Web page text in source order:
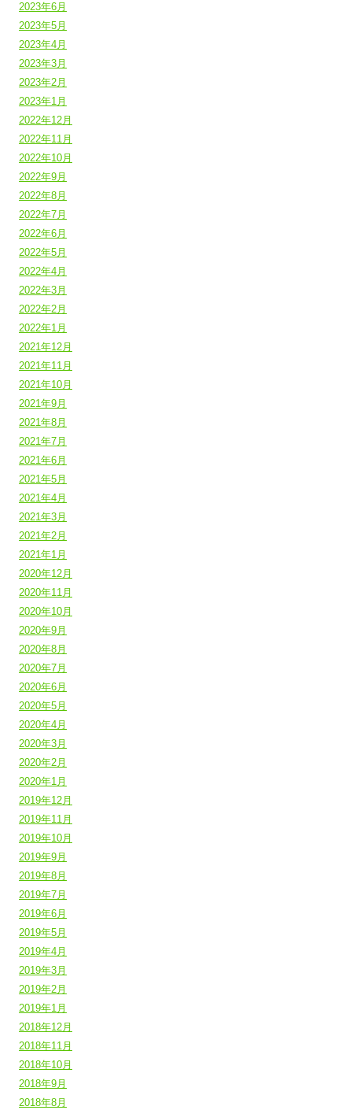
2023年6月
2023年5月
2023年4月
2023年3月
2023年2月
2023年1月
2022年12月
2022年11月
2022年10月
2022年9月
2022年8月
2022年7月
2022年6月
2022年5月
2022年4月
2022年3月
2022年2月
2022年1月
2021年12月
2021年11月
2021年10月
2021年9月
2021年8月
2021年7月
2021年6月
2021年5月
2021年4月
2021年3月
2021年2月
2021年1月
2020年12月
2020年11月
2020年10月
2020年9月
2020年8月
2020年7月
2020年6月
2020年5月
2020年4月
2020年3月
2020年2月
2020年1月
2019年12月
2019年11月
2019年10月
2019年9月
2019年8月
2019年7月
2019年6月
2019年5月
2019年4月
2019年3月
2019年2月
2019年1月
2018年12月
2018年11月
2018年10月
2018年9月
2018年8月